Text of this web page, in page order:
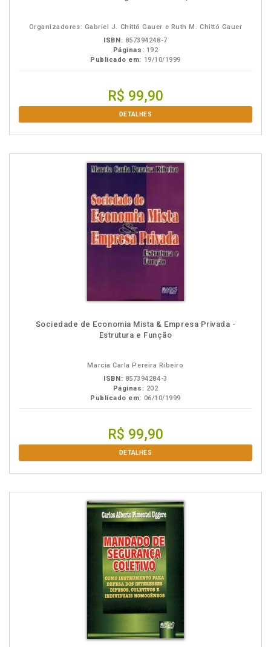
Organizadores: Gabriel J. Chittó Gauer e Ruth M. Chittó Gauer
ISBN: 857394248-7
Páginas: 192
Publicado em: 19/10/1999
R$ 99,90
DETALHES
Sociedade de Economia Mista & Empresa Privada -
Estrutura e Função
Marcia Carla Pereira Ribeiro
ISBN: 857394284-3
Páginas: 202
Publicado em: 06/10/1999
R$ 99,90
DETALHES